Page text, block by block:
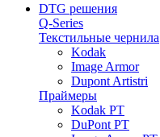
DTG решения
Q-Series
Текстильные чернила
Kodak
Image Armor
Dupont Artistri
Праймеры
Kodak PT
DuPont PT